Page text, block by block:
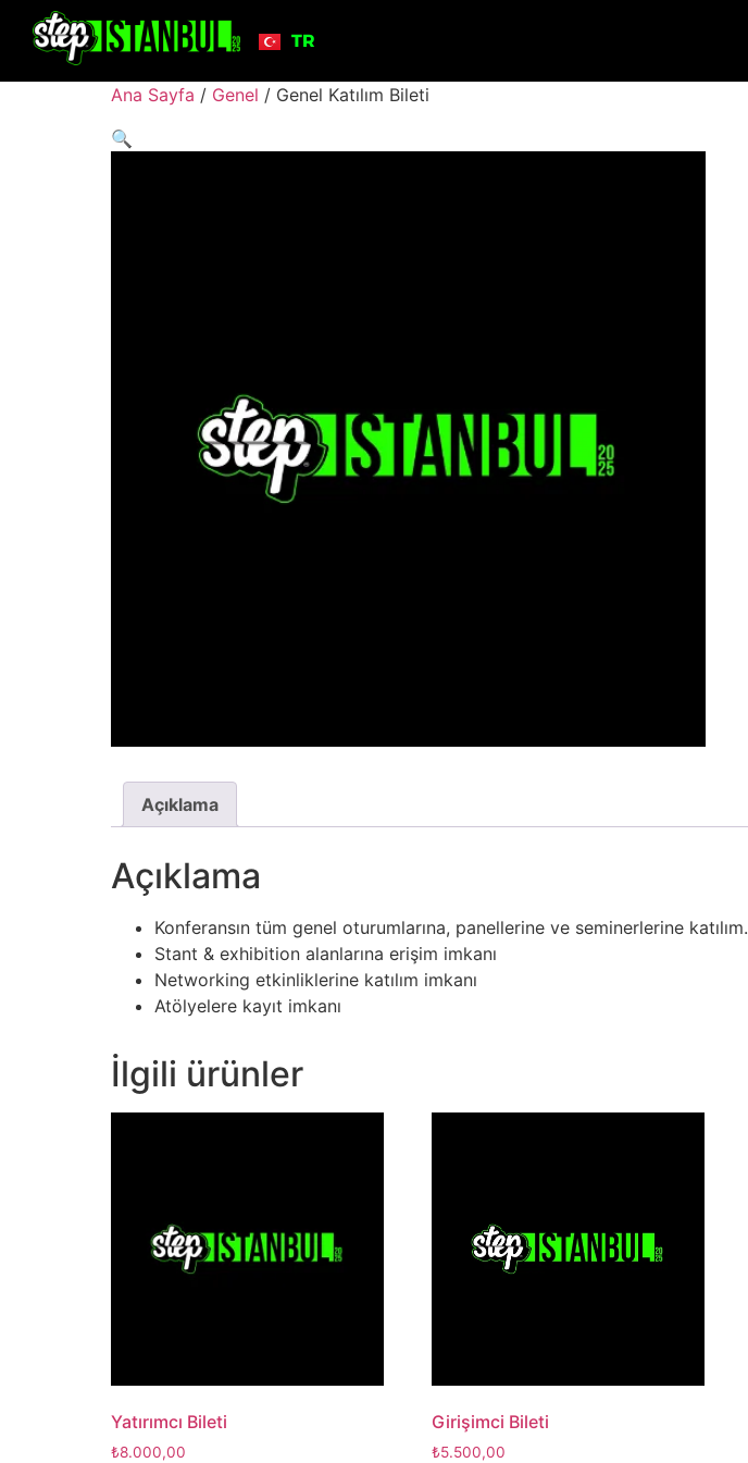
TR
EN
Ana Sayfa / Genel / Genel Katılım Bileti
🔍
Açıklama
Açıklama
Konferansın tüm genel oturumlarına, panellerine ve seminerlerine katılım.​
Stant & exhibition alanlarına erişim imkanı
Networking etkinliklerine katılım imkanı​
Atölyelere kayıt imkanı
İlgili ürünler
Yatırımcı Bileti
₺8.000,00
Girişimci Bileti
₺5.500,00